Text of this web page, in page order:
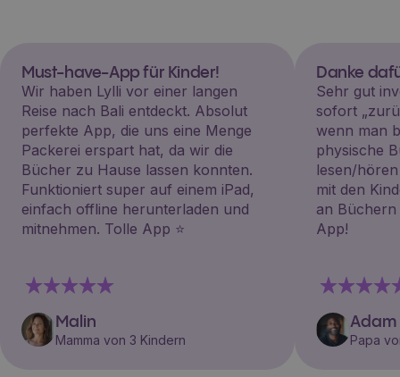
Must-have-App für Kinder!
Wir haben Lylli vor einer langen
Reise nach Bali entdeckt. Absolut
perfekte App, die uns eine Menge
Packerei erspart hat, da wir die
Bücher zu Hause lassen konnten.
Funktioniert super auf einem iPad,
einfach offline herunterladen und
mitnehmen. Tolle App ⭐️
Malin
Mamma von 3 Kindern
Danke
Sehr gut
sofort
wenn man
physische
lesen/
mit den
an Büchern
App!
Adam
Papa